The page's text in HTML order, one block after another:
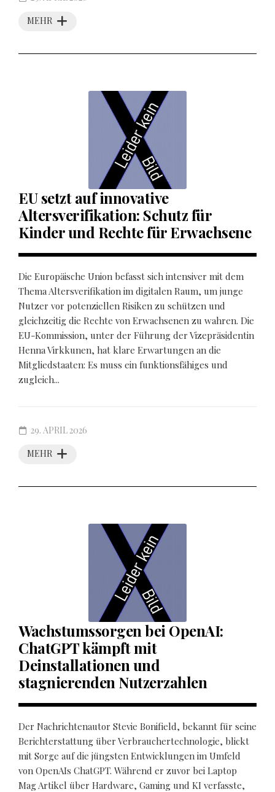
MEHR
EU setzt auf innovative
Altersverifikation: Schutz für
Kinder und Rechte für Erwachsene
Die Europäische Union befasst sich intensiver mit dem
Thema Altersverifikation im digitalen Raum, um junge
Nutzer vor potenziellen Risiken zu schützen und
gleichzeitig die Rechte von Erwachsenen zu wahren. Die
EU-Kommission, unter der Führung der Vizepräsidentin
Henna Virkkunen, hat klare Erwartungen an die
Mitgliedstaaten: Es muss ein funktionsfähiges und
zugleich...
MEHR
29. APRIL 2026
Wachstumssorgen bei OpenAI:
ChatGPT kämpft mit
Deinstallationen und
stagnierenden Nutzerzahlen
Der Nachrichtenautor Stevie Bonifield, bekannt für seine
Berichterstattung über Verbrauchertechnologie, blickt
mit Sorge auf die jüngsten Entwicklungen im Umfeld
von OpenAIs ChatGPT. Während er zuvor bei Laptop
Mag Artikel über Hardware, Gaming und KI verfasste,